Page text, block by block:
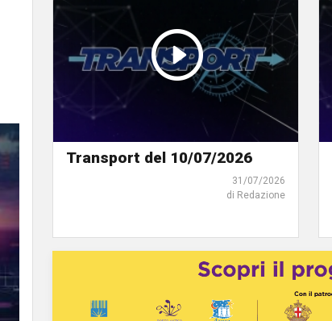
Transport del 10/07/2026
31/07/2026
di Redazione